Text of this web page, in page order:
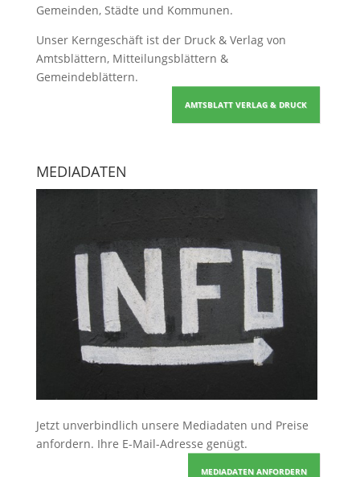
Gemeinden, Städte und Kommunen.
Unser Kerngeschäft ist der Druck & Verlag von
Amtsblättern, Mitteilungsblättern &
Gemeindeblättern.
AMTSBLATT VERLAG & DRUCK
MEDIADATEN
Jetzt unverbindlich unsere Mediadaten und Preise
anfordern. Ihre E-Mail-Adresse genügt.
MEDIADATEN ANFORDERN